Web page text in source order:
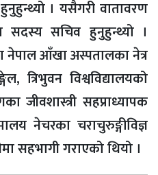
। यसैगरी वातावरण
सदस्य सचिव हुनुहुन्थ्यो ।
नेपाल आँखा अस्पतालका नेत्र
त्रिभुवन विश्वविद्यालयको
जीवशास्त्री सहप्राध्यापक
नेचरका चराचुरुङ्गीविज्ञ
सहभागी गराएको थियो ।